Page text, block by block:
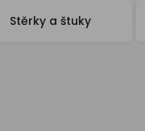
Stěrky a štuky